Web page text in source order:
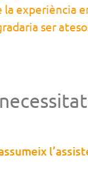
la experiència
ser